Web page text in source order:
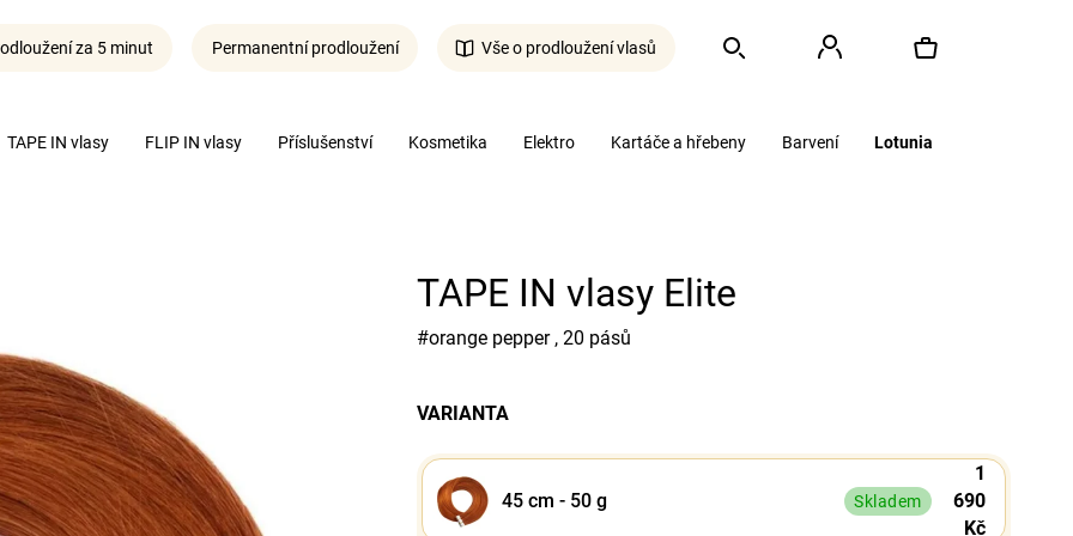
TAPE IN vlasy FLIP IN vlasy Příslušenství Kosmetika Elektro Kartáče a hřebeny Barvení Lotunia
za 5 minut Permanentní prodloužení Vše o prodloužení vlasů
Hledat PřihlášeníNákupní
TAPE IN vlasy Elite
#orange pepper , 20 pásů
VARIANTA
45 cm - 50 g Skladem
1
690
Kč
Co potřebujete najít?